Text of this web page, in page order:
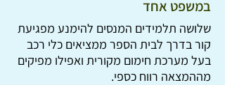
במשפט אחד
שלושה תלמידים המנסים להימנע מפגיעת
קור בדרך לבית הספר ממציאים כלי רכב
בעל מערכת חימום מקורית ואפילו מפיקים
מההמצאה רווח כספי.